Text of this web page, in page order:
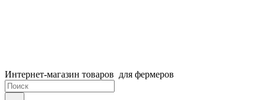
Интернет-магазин товаров для фермеров